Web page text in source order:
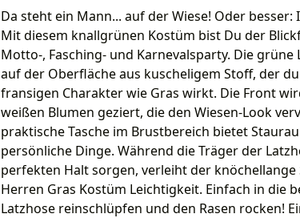
Da steht ein Mann... auf der Wiese! Oder besser:
Mit diesem knallgrünen Kostüm bist Du der
Motto-, Fasching- und Karnevalsparty. Die grüne
auf der Oberfläche aus kuscheligem Stoff, der
fransigen Charakter wie Gras wirkt. Die Front
weißen Blumen geziert, die den Wiesen-Look
praktische Tasche im Brustbereich bietet
persönliche Dinge. Während die Träger der
perfekten Halt sorgen, verleiht der knöchellange
Herren Gras Kostüm Leichtigkeit. Einfach in die
Latzhose reinschlüpfen und den Rasen rocken!